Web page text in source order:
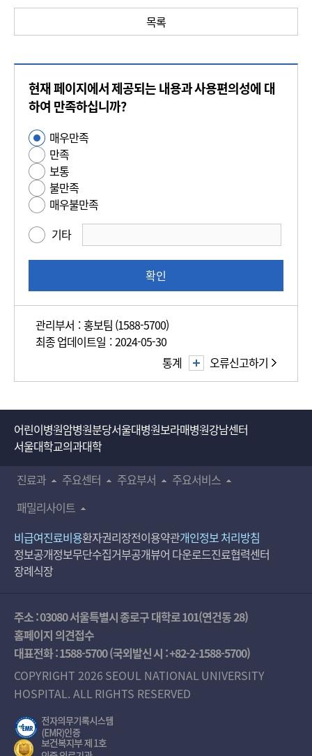
목록
현재 페이지에서 제공되는 내용과 사용편의성에 대
하여 만족하십니까?
사
용
편
의
성
족
사
매우만족
만족
보통
불만족
매우불만족
기타
확인
관리부서 : 홍보팀 (1588-5700)
최종 업데이트일 : 2024-05-30
오류신고하기
통계
어린이병원암병원분당서울대병원보라매병원강남센터
서울대학교의과대학
진료과
주요센터 주요부서
주요서비스
패밀리사이트
비급여진료비용환자권리장전이용약관개인정보 처리방침
정보공개정보무단수집거부공개뷰어 다운로드진료협력센터
장례식장
주소 : 03080 서울특별시 종로구 대학로 101(연건동 28)
홈페이지 의견접수
대표전화 :1588-5700(국외발신 시 :+82-2-1588-5700)
COPYRIGHT 2026 SEOUL NATIONAL UNIVERSITY
HOSPITAL. ALL RIGHTS RESERVED